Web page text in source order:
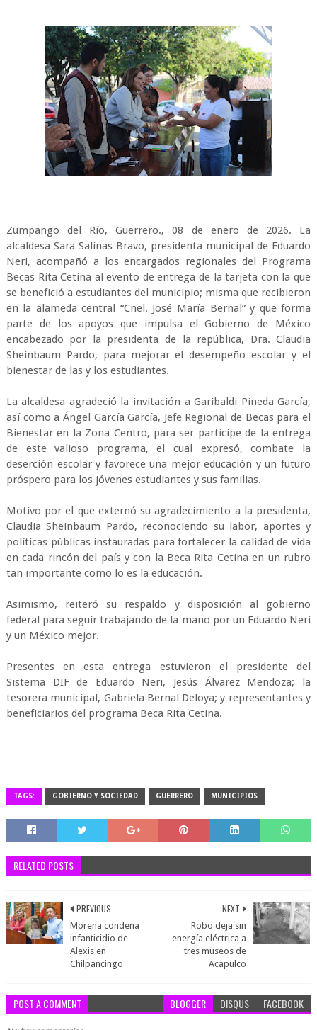
Zumpango del Río, Guerrero., 08 de enero de 2026. La
alcaldesa Sara Salinas Bravo, presidenta municipal de Eduardo
Neri, acompañó a los encargados regionales del Programa
Becas Rita Cetina al evento de entrega de la tarjeta con la que
se benefició a estudiantes del municipio; misma que recibieron
en la alameda central “Cnel. José María Bernal” y que forma
parte de los apoyos que impulsa el Gobierno de México
encabezado por la presidenta de la república, Dra. Claudia
Sheinbaum Pardo, para mejorar el desempeño escolar y el
bienestar de las y los estudiantes.
La alcaldesa agradeció la invitación a Garibaldi Pineda García,
así como a Ángel García García, Jefe Regional de Becas para el
Bienestar en la Zona Centro, para ser partícipe de la entrega
de este valioso programa, el cual expresó, combate la
deserción escolar y favorece una mejor educación y un futuro
próspero para los jóvenes estudiantes y sus familias.
Motivo por el que externó su agradecimiento a la presidenta,
Claudia Sheinbaum Pardo, reconociendo su labor, aportes y
políticas públicas instauradas para fortalecer la calidad de vida
en cada rincón del país y con la Beca Rita Cetina en un rubro
tan importante como lo es la educación.
Asimismo, reiteró su respaldo y disposición al gobierno
federal para seguir trabajando de la mano por un Eduardo Neri
y un México mejor.
Presentes en esta entrega estuvieron el presidente del
Sistema DIF de Eduardo Neri, Jesús Álvarez Mendoza; la
tesorera municipal, Gabriela Bernal Deloya; y representantes y
beneficiarios del programa Beca Rita Cetina.
TAGS: GOBIERNO Y SOCIEDAD GUERRERO MUNICIPIOS
RELATED POSTS
NEXT
Robo deja sin
energía eléctrica a
tres museos de
Acapulco
PREVIOUS
Morena condena
infanticidio de
Alexis en
Chilpancingo
POST A COMMENT BLOGGER DISQUS FACEBOOK